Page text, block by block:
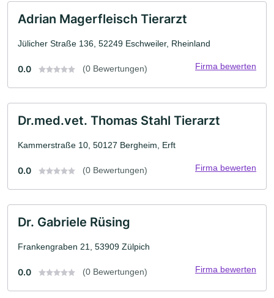
Adrian Magerfleisch Tierarzt
Jülicher Straße 136, 52249 Eschweiler, Rheinland
0.0 (0 Bewertungen) Firma bewerten
Dr.med.vet. Thomas Stahl Tierarzt
Kammerstraße 10, 50127 Bergheim, Erft
0.0 (0 Bewertungen) Firma bewerten
Dr. Gabriele Rüsing
Frankengraben 21, 53909 Zülpich
0.0 (0 Bewertungen) Firma bewerten